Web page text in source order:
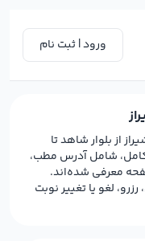
ورود | ثبت نام
از بلوار شاهد تا
کامل، شامل آدرس مطب،
معرفی شده‌اند.
لغو یا تغییر نوبت